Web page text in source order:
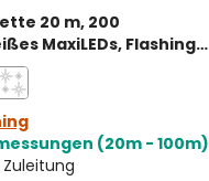
20 m, 200
MaxiLEDs, Flashing
weißes Kabel,
IP67
(20m - 100m)
Zuleitung